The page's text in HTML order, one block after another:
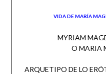
VIDA DE MARÍA
MYRIAM
O MARIA
ARQUETIPO DE LO